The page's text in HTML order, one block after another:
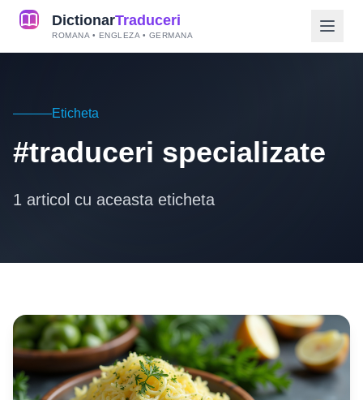
DictionarTraduceri
ROMANA • ENGLEZA • GERMANA
Eticheta
#traduceri specializate
1 articol cu aceasta eticheta